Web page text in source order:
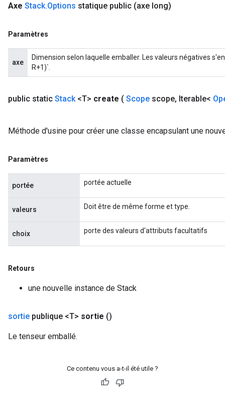
Axe Stack.Options statique public (axe long)
Paramètres
axe
Dimension selon laquelle emballer. Les valeurs négatives
R+1)`.
public static Stack<T> create ( Scope scope, Iterable<
Méthode d'usine pour créer une classe encapsulant une
Paramètres
portée portée actuelle
valeurs Doit être de même forme et type.
choix porte des valeurs d'attributs facultatifs
Retours
une nouvelle instance de Stack
sortie publique <T> sortie ()
Le tenseur emballé.
Ce contenu vous a-t-il été utile ?